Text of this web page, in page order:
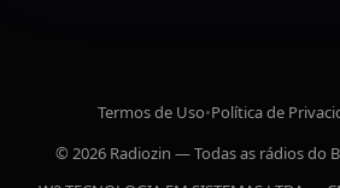
Termos de Uso•Política de
© 2026 Radiozin — Todas as rádios do